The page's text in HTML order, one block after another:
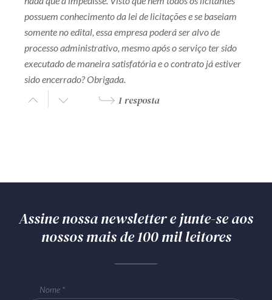
possuem conhecimento da lei de licitações e se baseiam
somente no edital, essa empresa poderá ser alvo de
processo administrativo, mesmo após o serviço ter sido
executado de maneira satisfatória e o contrato já estiver
sido encerrado? Obrigada.
1 resposta
Assine nossa newsletter e junte-se aos
nossos mais de 100 mil leitores
Nome